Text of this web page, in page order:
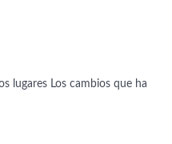
lugares Los cambios que ha